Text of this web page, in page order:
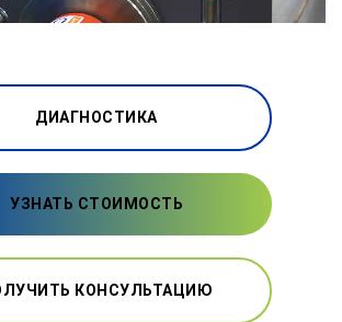
ДИАГНОСТИКА
УЗНАТЬ СТОИМОСТЬ
КОНСУЛЬТАЦИЮ